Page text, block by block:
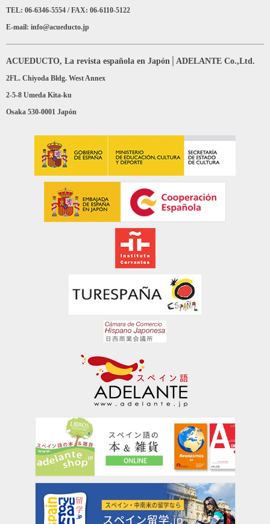
TEL: 06-6346-5554 / FAX: 06-6110-5122
E-mail: info@acueducto.jp
ACUEDUCTO, La revista española en Japón│ADELANTE Co.,Ltd.
2FL. Chiyoda Bldg. West Annex
2-5-8 Umeda Kita-ku
Osaka 530-0001 Japón